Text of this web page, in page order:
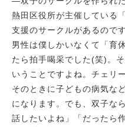
熱田区役所が主催している
支援のサークルがあるので
男性は僕しかいなくて「育
たら拍手喝采でした(笑)。
いうことですよね。チェリ
そのときに子どもの病気な
になります。でも、双子な
話したいよね」「だったら